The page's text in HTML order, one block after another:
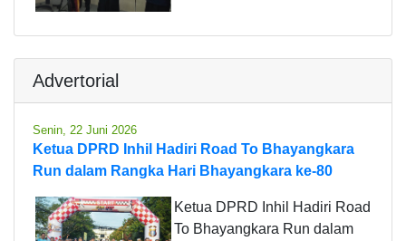
Advertorial
Senin, 22 Juni 2026
Ketua DPRD Inhil Hadiri Road To Bhayangkara
Run dalam Rangka Hari Bhayangkara ke-80
Ketua DPRD Inhil Hadiri Road
To Bhayangkara Run dalam